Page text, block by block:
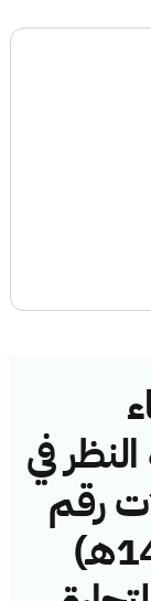
في
رقم
(42748409/ق/1443هـ)